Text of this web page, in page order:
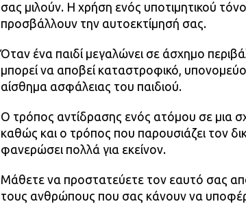
σας μιλούν. Η χρήση ενός υποτιμητικού
προσβάλλουν την αυτοεκτίμησή σας.
Όταν ένα παιδί μεγαλώνει σε άσχημο
μπορεί να αποβεί καταστροφικό,
αίσθημα ασφάλειας του παιδιού.
Ο τρόπος αντίδρασης ενός ατόμου σε μια
καθώς και ο τρόπος που παρουσιάζει τον
φανερώσει πολλά για εκείνον.
Μάθετε να προστατεύετε τον εαυτό σας
τους ανθρώπους που σας κάνουν να